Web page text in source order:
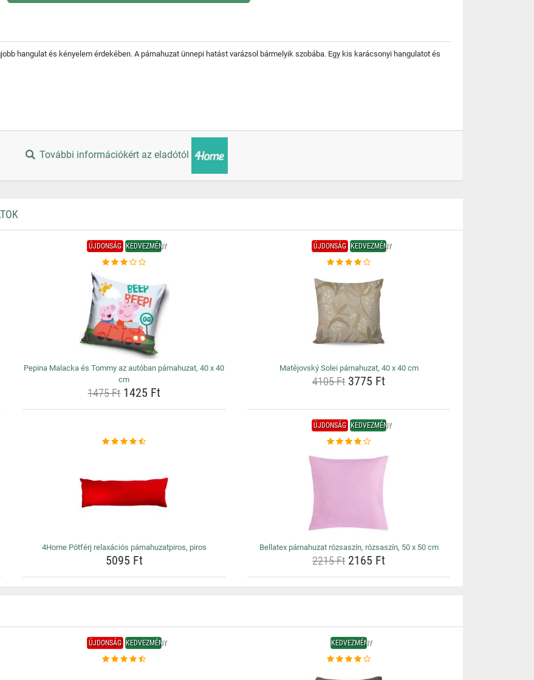
hangulat és kényelem érdekében. A párnahuzat ünnepi hatást varázsol bármelyik szobába. Egy kis karácsonyi hangulatot és
További információkért az eladótól
ÚJDONSÁG KEDVEZMÉNY
Pepina Malacka és Tommy az autóban párnahuzat, 40 x 40
cm
1475 Ft1425 Ft
ÚJDONSÁG KEDVEZMÉNY
Matějovský Solei párnahuzat, 40 x 40 cm
4105 Ft 3775 Ft
4Home Pótférj relaxációs párnahuzatpiros, piros
5095 Ft
ÚJDONSÁG KEDVEZMÉNY
Bellatex párnahuzat rózsaszín, rózsaszín, 50 x 50 cm
2215 Ft 2165 Ft
ÚJDONSÁG KEDVEZMÉNY KEDVEZMÉNY